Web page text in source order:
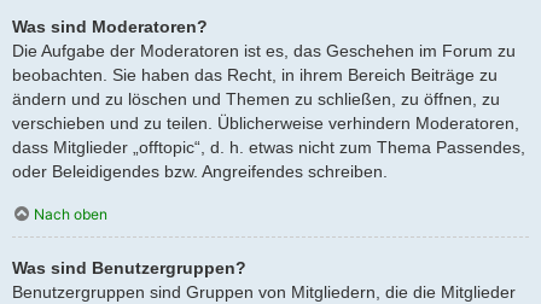
Was sind Moderatoren?
Die Aufgabe der Moderatoren ist es, das Geschehen im Forum zu
beobachten. Sie haben das Recht, in ihrem Bereich Beiträge zu
ändern und zu löschen und Themen zu schließen, zu öffnen, zu
verschieben und zu teilen. Üblicherweise verhindern Moderatoren,
dass Mitglieder „offtopic“, d. h. etwas nicht zum Thema Passendes,
oder Beleidigendes bzw. Angreifendes schreiben.
Nach oben
Was sind Benutzergruppen?
Benutzergruppen sind Gruppen von Mitgliedern, die die Mitglieder